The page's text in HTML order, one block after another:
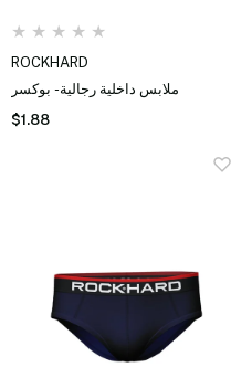
★ ★ ★ ★ ★
ROCKHARD
ملابس داخلية رجالية - بوكسر
$1.88